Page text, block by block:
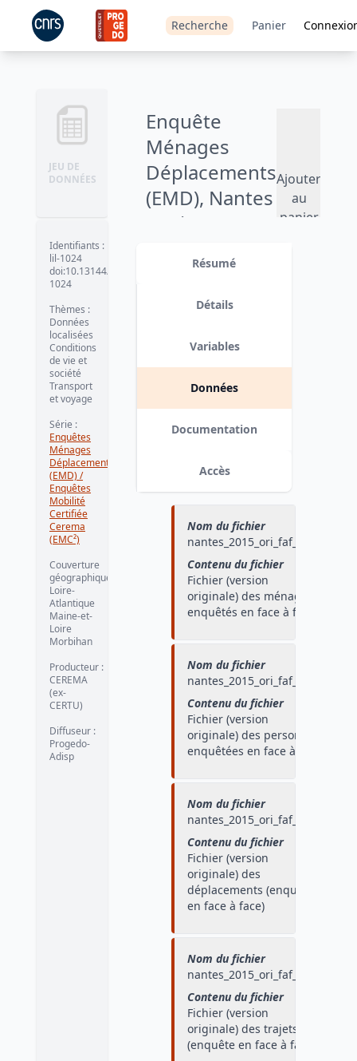
Recherche Panier
JEU DE
DONNÉES
Enquête
Ménages
Déplacements
(EMD), Nantes
/ Loire
Ajouter
au
panier
date :2016-02-22
Identifiants :
lil-1024
doi:10.13144/lil-
1024
Thèmes :
Données
localisées
Conditions
de vie et
société
Transport
et voyage
Série :
Enquêtes
Ménages
Déplacements
(EMD) /
Enquêtes
Mobilité
Certifiée
Cerema
(EMC²)
Couverture
géographique
Loire-
Atlantique
Maine-et-
Loire
Morbihan
Producteur :
CEREMA
(ex-
CERTU)
Diffuseur :
Progedo-
Adisp
Résumé
Détails
Variables
Données
Documentation
Accès
Nom du fichier
nantes_2015_ori_faf_men
Contenu du fichier
Fichier (version
originale) des ménages
enquêtés en face à face
Nom du fichier
nantes_2015_ori_faf_pers
Contenu du fichier
Fichier (version
originale) des personnes
enquêtées en face à face
Nom du fichier
nantes_2015_ori_faf_depl
Contenu du fichier
Fichier (version
originale) des
déplacements (enquête
en face à face)
Nom du fichier
nantes_2015_ori_faf_traj
Contenu du fichier
Fichier (version
originale) des trajets
(enquête en face à face)